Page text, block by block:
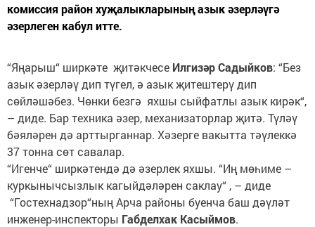
комиссия район хуҗалыкларының азык әзерләүгә
әзерлеген кабул итте.
“Яңарыш“ ширкәте җитәкчесе Илгизәр Садыйков: “Без
азык әзерләү дип түгел, ә азык җитештерү дип
сөйләшәбез. Чөнки безгә яхшы сыйфатлы азык кирәк“,
– диде. Бар техника әзер, механизаторлар җитә. Түләү
бәяләрен дә арттырганнар. Хәзерге вакытта тәүлеккә
37 тонна сөт савалар.
“Игенче“ ширкәтендә дә әзерлек яхшы. “Иң мөһиме –
куркынычсызлык кагыйдәләрен саклау“ , – диде
“Гостехнадзор“ның Арча районы буенча баш дәүләт
инженер-инспекторы Габделхак Касыймов.